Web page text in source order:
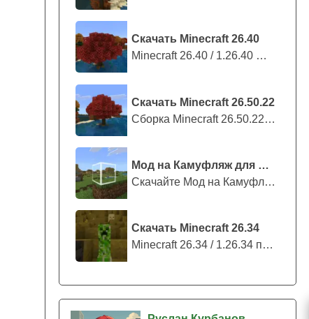
Скачать Minecraft 26.40
Minecraft 26.40 / 1.26.40 — стабильны...
Скачать Minecraft 26.50.22
Сборка Minecraft 26.50.22 / 1.26.50.2...
Мод на Камуфляж для Майнкрафт ПЕ
Скачайте Мод на Камуфляж на Майнкрафт...
Скачать Minecraft 26.34
Minecraft 26.34 / 1.26.34 представляе...